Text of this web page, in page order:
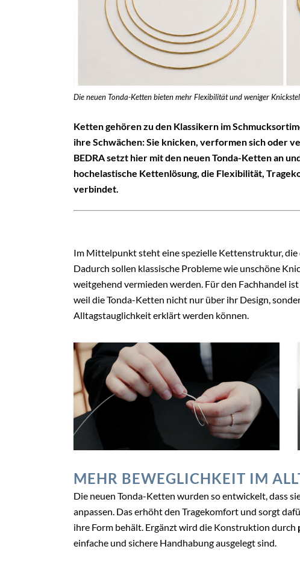
Die neuen Tonda-Ketten bieten mehr Flexibilität und weniger
Ketten gehören zu den Klassikern im
ihre Schwächen: Sie knicken, verformen sich oder
BEDRA setzt hier mit den neuen Tonda-Ketten an
hochelastische Kettenlösung, die Flexibilität,
verbindet.
Im Mittelpunkt steht eine spezielle Kettenstruktur,
Dadurch sollen klassische Probleme wie unschöne
weitgehend vermieden werden. Für den Fachhandel
weil die Tonda-Ketten nicht nur über ihr Design,
Alltagstauglichkeit erklärt werden können.
MEHR BEWEGLICHKEIT IM
Die neuen Tonda-Ketten wurden so entwickelt, dass
anpassen. Das erhöht den Tragekomfort und sorgt
ihre Form behält. Ergänzt wird die Konstruktion durch
einfache und sichere Handhabung ausgelegt sind.